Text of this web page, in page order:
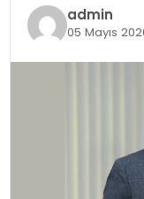
admin
05 Mayıs